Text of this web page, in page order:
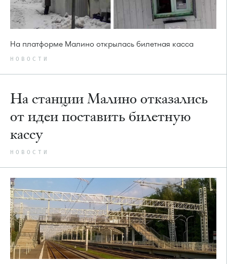
На платформе Малино открылась билетная касса
НОВОСТИ
На станции Малино отказались
от идеи поставить билетную
кассу
НОВОСТИ